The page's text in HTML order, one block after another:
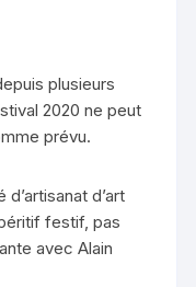
plusieurs
2020 ne peut
prévu.
d’art
festif, pas
avec Alain